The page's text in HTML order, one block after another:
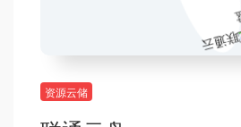
资源云储